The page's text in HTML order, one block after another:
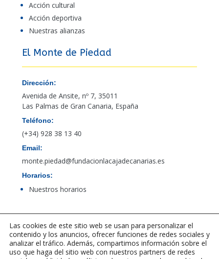
Acción cultural
Acción deportiva
Nuestras alianzas
El Monte de Piedad
Dirección:
Avenida de Ansite, nº 7, 35011
Las Palmas de Gran Canaria, España
Teléfono:
(+34) 928 38 13 40
Email:
monte.piedad@fundacionlacajadecanarias.es
Horarios:
Nuestros horarios
Acceso al canal de denuncias de PBCFT
Las cookies de este sitio web se usan para personalizar el
contenido y los anuncios, ofrecer funciones de redes sociales y
analizar el tráfico. Además, compartimos información sobre el
uso que haga del sitio web con nuestros partners de redes